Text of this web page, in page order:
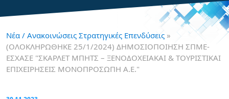
Νέα / Ανακοινώσεις Στρατηγικές Επενδύσεις »
(ΟΛΟΚΛΗΡΩΘΗΚΕ 25/1/2024) ΔΗΜΟΣΙΟΠΟΙΗΣΗ ΣΠΜΕ-
ΕΣΧΑΣΕ "ΣΚΑΡΛΕΤ ΜΠΗΤΣ – ΞΕΝΟΔΟΧΕΙΑΚΑΙ & ΤΟΥΡΙΣΤΙΚΑΙ
ΕΠΙΧΕΙΡΗΣΕΙΣ ΜΟΝΟΠΡΟΣΩΠΗ Α.Ε."